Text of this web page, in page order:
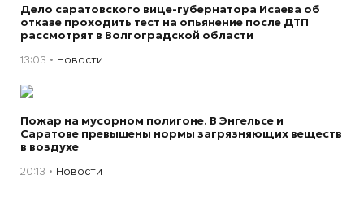
Дело саратовского вице-губернатора Исаева об
отказе проходить тест на опьянение после ДТП
рассмотрят в Волгоградской области
13:03 Новости
Пожар на мусорном полигоне. В Энгельсе и
Саратове превышены нормы загрязняющих веществ
в воздухе
20:13 Новости